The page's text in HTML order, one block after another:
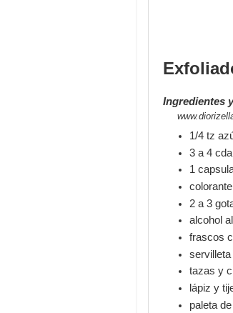
Ingredientes
1/4 tz
3 a 4
1
2 a 3
alcohol
frascos
servilleta
tazas y
lápiz y
paleta